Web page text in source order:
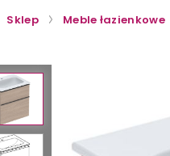
Sklep Meble łazienkowe